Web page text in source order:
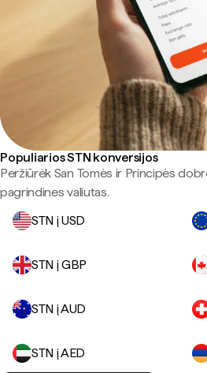
Populiarios STN konversijos
Peržiūrėk San Tomės ir Principės
pagrindines valiutas.
STN į USD
STN į GBP
STN į AUD
STN į AED